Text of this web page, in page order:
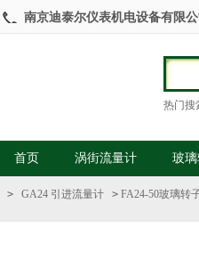
南京迪泰尔仪表机电设备有限
热门搜
首页 涡街流量计 玻
> GA24 引进流量计 > FA24-50玻璃转